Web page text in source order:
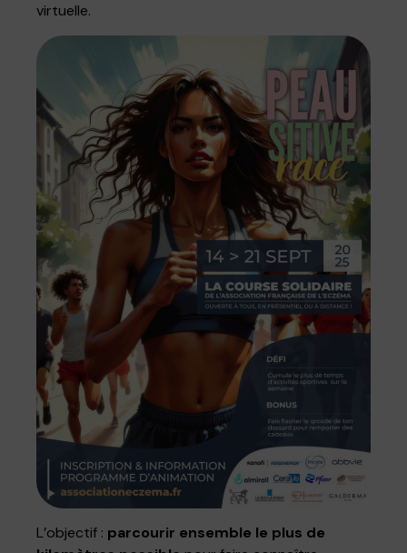
virtuelle.
L’objectif : parcourir ensemble le plus de